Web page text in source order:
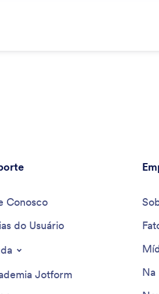
Conosco
do Usuário
Jotform
Na